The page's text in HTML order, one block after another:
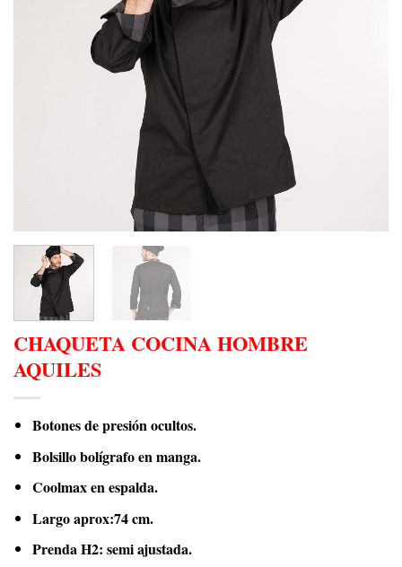
CHAQUETA COCINA HOMBRE
AQUILES
Botones de presión ocultos.
Bolsillo bolígrafo en manga.
Coolmax en espalda.
Largo aprox:74 cm.
Prenda H2: semi ajustada.